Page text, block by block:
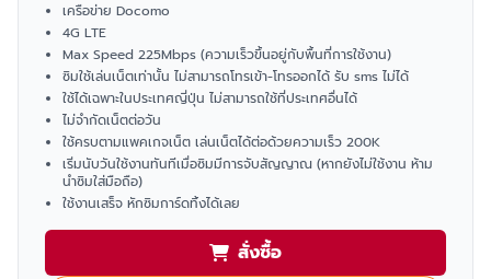
เครือข่าย Docomo
4G LTE
Max Speed 225Mbps (ความเร็วขึ้นอยู่กับพื้นที่การใช้งาน)
ซิมใช้เล่นเน็ตเท่านั้น ไม่สามารถโทรเข้า-โทรออกได้ รับ sms ไม่ได้
ใช้ได้เฉพาะในประเทศญี่ปุ่น ไม่สามารถใช้ที่ประเทศอื่นได้
ไม่จำกัดเน็ตต่อวัน
ใช้ครบตามแพคเกจเน็ต เล่นเน็ตได้ต่อด้วยความเร็ว 200K
เริ่มนับวันใช้งานทันทีเมื่อซิมมีการจับสัญญาณ (หากยังไม่ใช้งาน ห้าม
นำซิมใส่มือถือ)
ใช้งานเสร็จ หักซิมการ์ดทิ้งได้เลย
สั่งซื้อ